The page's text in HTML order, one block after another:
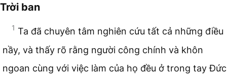
Trời ban
1 Ta đã chuyên tâm nghiên cứu tất cả những điều
nầy, và thấy rõ rằng người công chính và khôn
ngoan cùng với việc làm của họ đều ở trong tay Đức